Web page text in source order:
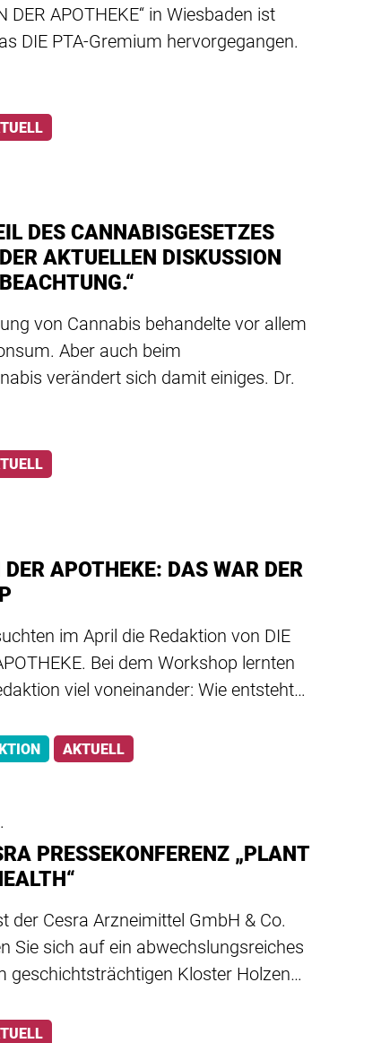
DER APOTHEKE“ in Wiesbaden ist
DIE PTA-Gremium hervorgegangen.
DES CANNABISGESETZES
AKTUELLEN DISKUSSION
von Cannabis behandelte vor allem
Aber auch beim
verändert sich damit einiges. Dr.
APOTHEKE: DAS WAR DER
im April die Redaktion von DIE
Bei dem Workshop lernten
viel voneinander: Wie entsteht…
AKTUELL
PRESSEKONFERENZ „PLANT
der Cesra Arzneimittel GmbH & Co.
Sie sich auf ein abwechslungsreiches
geschichtsträchtigen Kloster Holzen…